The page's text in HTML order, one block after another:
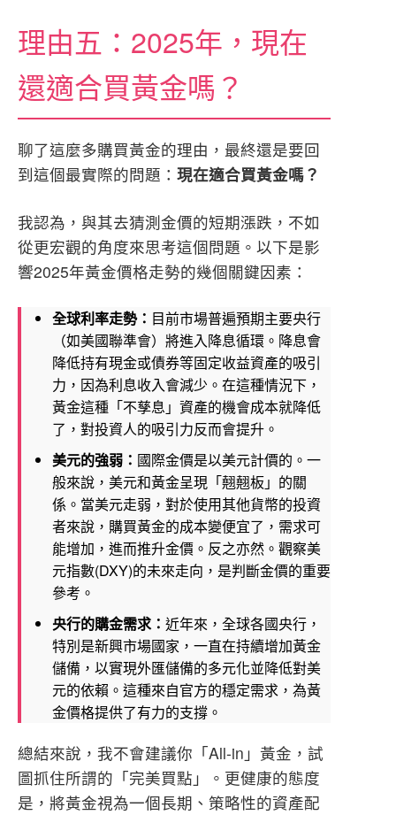
理由五：2025年，現在
還適合買黃金嗎？
聊了這麼多購買黃金的理由，最終還是要回
到這個最實際的問題： 現在適合買黃金嗎？
我認為，與其去猜測金價的短期漲跌，不如
從更宏觀的角度來思考這個問題。以下是影
響2025年黃金價格走勢的幾個關鍵因素：
全球利率走勢： 目前市場普遍預期主要央行
（如美國聯準會）將進入降息循環。降息會
降低持有現金或債券等固定收益資產的吸引
力，因為利息收入會減少。在這種情況下，
黃金這種「不孳息」資產的機會成本就降低
了，對投資人的吸引力反而會提升。
美元的強弱： 國際金價是以美元計價的。一
般來說，美元和黃金呈現「翹翹板」的關
係。當美元走弱，對於使用其他貨幣的投資
者來說，購買黃金的成本變便宜了，需求可
能增加，進而推升金價。反之亦然。觀察美
元指數(DXY)的未來走向，是判斷金價的重要
參考。
央行的購金需求： 近年來，全球各國央行，
特別是新興市場國家，一直在持續增加黃金
儲備，以實現外匯儲備的多元化並降低對美
元的依賴。這種來自官方的穩定需求，為黃
金價格提供了有力的支撐。
總結來說，我不會建議你「All-in」黃金，試
圖抓住所謂的「完美買點」。更健康的態度
是，將黃金視為一個長期、策略性的資產配